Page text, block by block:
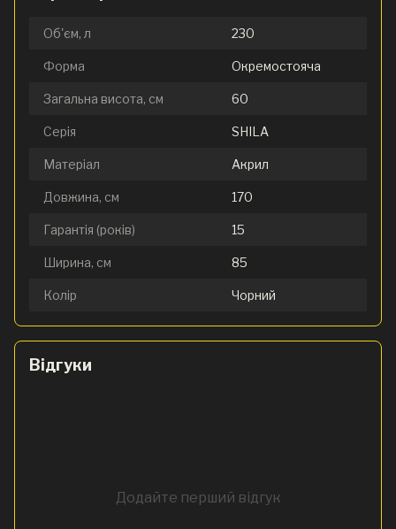
Об'єм, л 230
Форма Окремостояча
Загальна висота, см 60
Серія SHILA
Матеріал Акрил
Довжина, см 170
Гарантія (років) 15
Ширина, см 85
Колір Чорний
Відгуки
Додайте перший відгук